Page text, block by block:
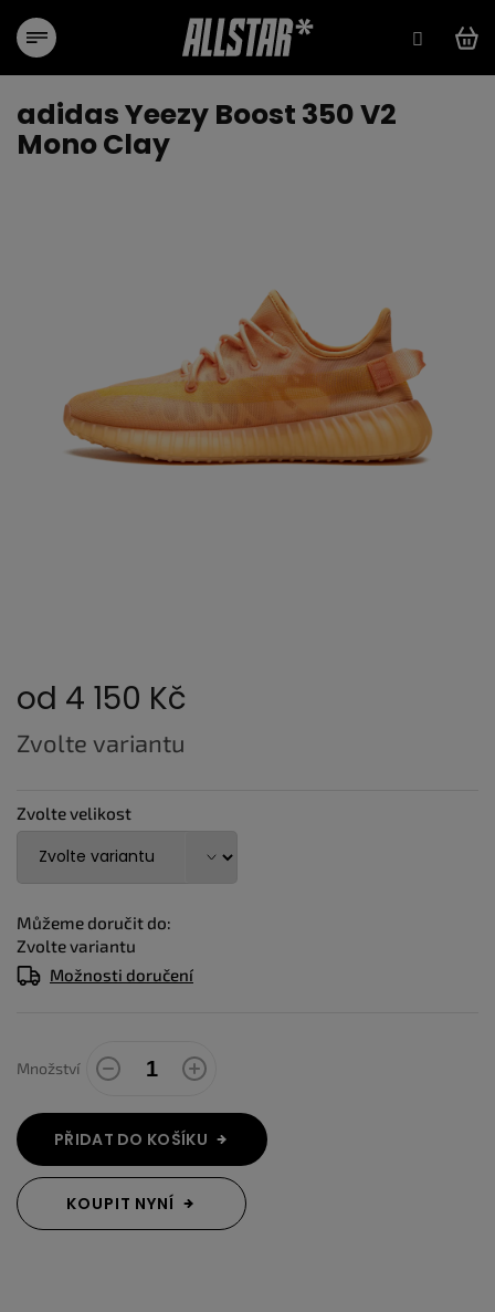
obsah
adidas Yeezy Boost 350 V2
Mono Clay
od 4 150 Kč
Měrná
cena:
Zvolte variantu
Zvolte velikost
Můžeme doručit do:
Zvolte variantu
Možnosti doručení
Množství
PŘIDAT DO KOŠÍKU
KOUPIT NYNÍ